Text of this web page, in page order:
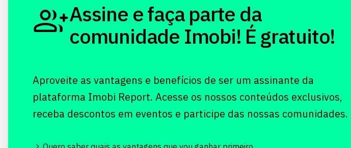
Assine e faça parte da
comunidade Imobi! É gratuito!
Aproveite as vantagens e benefícios de ser um assinante da
plataforma Imobi Report. Acesse os nossos conteúdos exclusivos,
receba descontos em eventos e participe das nossas comunidades.